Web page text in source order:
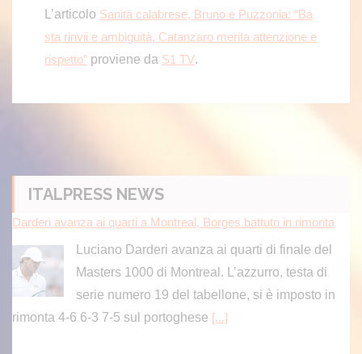
L’articolo Sanità calabrese, Bruno e Puzzonia: “Ba
sta rinvii e ambiguità, Catanzaro merita attenzione e
rispetto” proviene da S1 TV.
ITALPRESS NEWS
Darderi avanza ai quarti a Montreal, Borges battuto in rimonta
Luciano Darderi avanza ai quarti di finale del
Masters 1000 di Montreal. L’azzurro, testa di
serie numero 19 del tabellone, si è imposto in
rimonta 4-6 6-3 7-5 sul portoghese [...]